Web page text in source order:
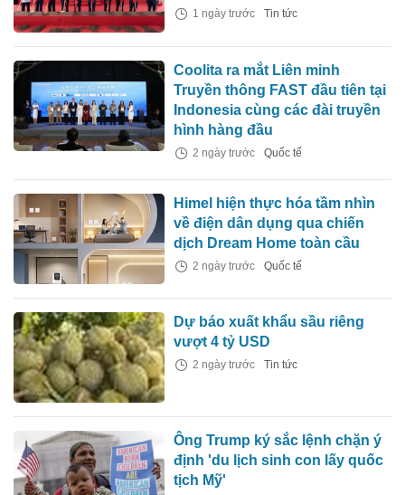
1 ngày trước Tin tức
Coolita ra mắt Liên minh
Truyền thông FAST đầu tiên tại
Indonesia cùng các đài truyền
hình hàng đầu
2 ngày trước Quốc tế
Himel hiện thực hóa tầm nhìn
về điện dân dụng qua chiến
dịch Dream Home toàn cầu
2 ngày trước Quốc tế
Dự báo xuất khẩu sầu riêng
vượt 4 tỷ USD
2 ngày trước Tin tức
Ông Trump ký sắc lệnh chặn ý
định 'du lịch sinh con lấy quốc
tịch Mỹ'